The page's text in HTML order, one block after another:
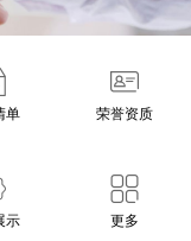
单 荣誉资质
示 更多